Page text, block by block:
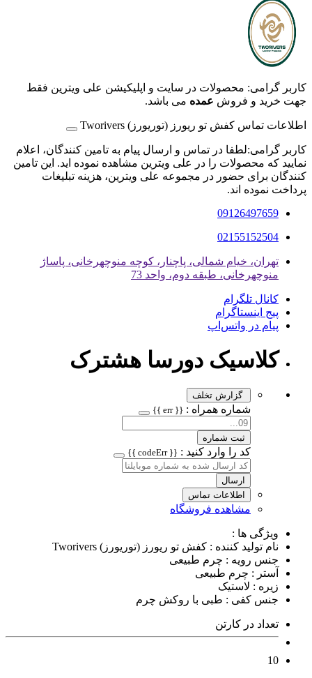
کاربر گرامی: محصولات در سایت و اپلیکیشن علی ویترین فقط
جهت خرید و فروش عمده می باشد.
اطلاعات تماس کفش تو ریورز (توریورز) Tworivers
کاربر گرامی:لطفا در تماس و ارسال پیام به تامین کنندگان، اعلام
نمایید که محصولات را در علی ویترین مشاهده نموده اید. این تامین
کنندگان برای حضور در مجموعه علی ویترین، هزینه تبلیغات
پرداخت نموده اند.
09126497659
02155152504
تهران، خیام شمالی، پاچنار، کوچه منوچهرخانی، پاساژ
منوچهرخانی، طبقه دوم، واحد 73
کانال تلگرام
پیج اینستاگرام
پیام در واتس‌اپ
کلاسیک دورسا هشترک
گزارش تخلف
شماره همراه : {{ err }}
ثبت شماره
کد را وارد کنید : {{ codeErr }}
ارسال
اطلاعات تماس
مشاهده فروشگاه
ویژگی ها :
نام تولید کننده : کفش تو ریورز (توریورز) Tworivers
جنس رویه : چرم طبیعی
آستر : چرم طبیعی
زیره : لاستیک
جنس کفی : طبی با روکش چرم
تعداد در کارتن
10